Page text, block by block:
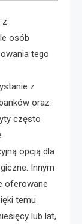
z
osób
tego
z
oraz
często
opcją dla
Innym
oferowane
temu
lub lat,